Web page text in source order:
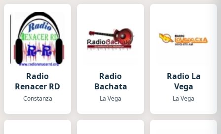
Radio
Renacer RD
Constanza
Radio
Bachata
La Vega
Radio La
Vega
La Vega